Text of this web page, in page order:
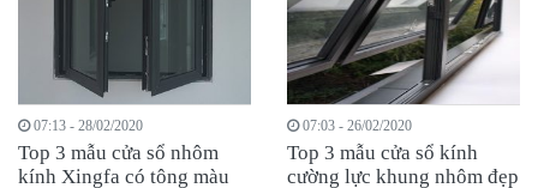
07:13 - 28/02/2020
Top 3 mẫu cửa sổ nhôm
kính Xingfa có tông màu
07:03 - 26/02/2020
Top 3 mẫu cửa sổ kính
cường lực khung nhôm đẹp